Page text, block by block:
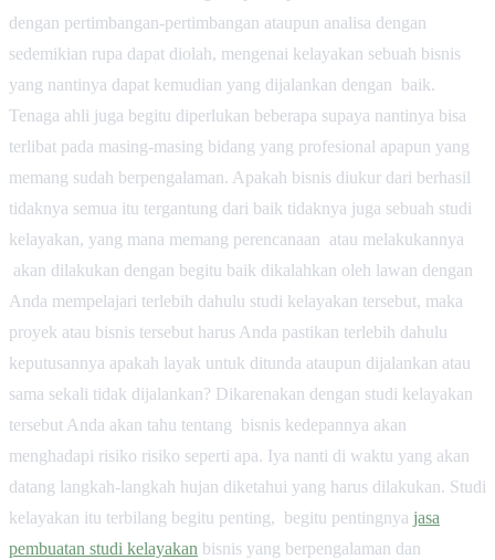
dengan pertimbangan-pertimbangan ataupun analisa dengan
sedemikian rupa dapat diolah, mengenai kelayakan sebuah bisnis
yang nantinya dapat kemudian yang dijalankan dengan baik.
Tenaga ahli juga begitu diperlukan beberapa supaya nantinya bisa
terlibat pada masing-masing bidang yang profesional apapun yang
memang sudah berpengalaman. Apakah bisnis diukur dari berhasil
tidaknya semua itu tergantung dari baik tidaknya juga sebuah studi
kelayakan, yang mana memang perencanaan atau melakukannya
akan dilakukan dengan begitu baik dikalahkan oleh lawan dengan
Anda mempelajari terlebih dahulu studi kelayakan tersebut, maka
proyek atau bisnis tersebut harus Anda pastikan terlebih dahulu
keputusannya apakah layak untuk ditunda ataupun dijalankan atau
sama sekali tidak dijalankan? Dikarenakan dengan studi kelayakan
tersebut Anda akan tahu tentang bisnis kedepannya akan
menghadapi risiko risiko seperti apa. Iya nanti di waktu yang akan
datang langkah-langkah hujan diketahui yang harus dilakukan. Studi
kelayakan itu terbilang begitu penting, begitu pentingnya jasa
pembuatan studi kelayakan bisnis yang berpengalaman dan